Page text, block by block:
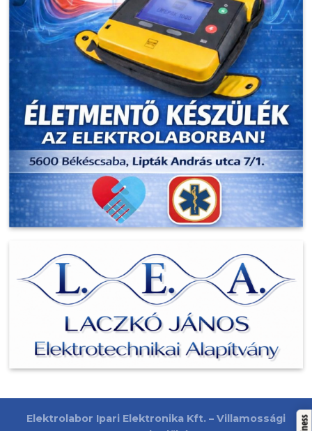
Elektrolabor Ipari Elektronika Kft. – Villamossági